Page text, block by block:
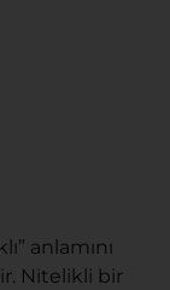
anlamını
Nitelikli bir